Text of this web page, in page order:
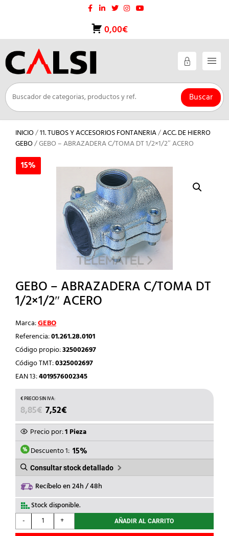
0,00€
Buscar
INICIO/11. TUBOS Y ACCESORIOS FONTANERIA/ACC. DE HIERRO
GEBO/ GEBO – ABRAZADERA C/TOMA DT 1/2×1/2″ ACERO
15%
GEBO – ABRAZADERA C/TOMA DT
1/2×1/2″ ACERO
Marca:GEBO
Referencia:01.261.28.0101
Código propio:325002697
Código TMT:0325002697
EAN 13:4019576002345
8,85€ EL
PRECIO
ORIGINAL
ERA:
8,85€.
7,52€
PRECIO
ACTUAL
ES:
7,52€.
Precio por:1 Pieza
Descuento 1: 15%
Consultar stock detallado
Recíbelo en 24h / 48h
Stock disponible.
-
GEBO
-
+ AÑADIR AL CARRITO
15%